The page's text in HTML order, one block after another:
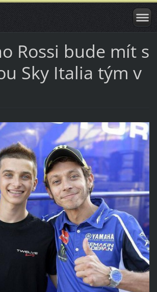
Rossi bude mít s
Sky Italia tým v